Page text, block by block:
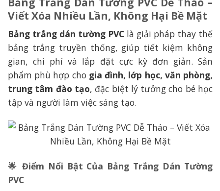
Viết Xóa Nhiều Lần, Không Hại Bề Mặt
Bảng trắng dán tường PVC là giải pháp thay thế
bảng trắng truyền thống, giúp tiết kiệm không
gian, chi phí và lắp đặt cực kỳ đơn giản. Sản
phẩm phù hợp cho gia đình, lớp học, văn phòng,
trung tâm đào tạo, đặc biệt lý tưởng cho bé học
tập và người làm việc sáng tạo.
🌟 Điểm Nổi Bật Của Bảng Trắng Dán Tường
PVC